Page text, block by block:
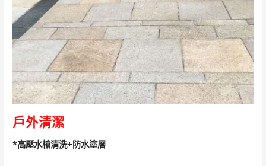
戶外清潔
*高壓水槍清洗+防水塗層